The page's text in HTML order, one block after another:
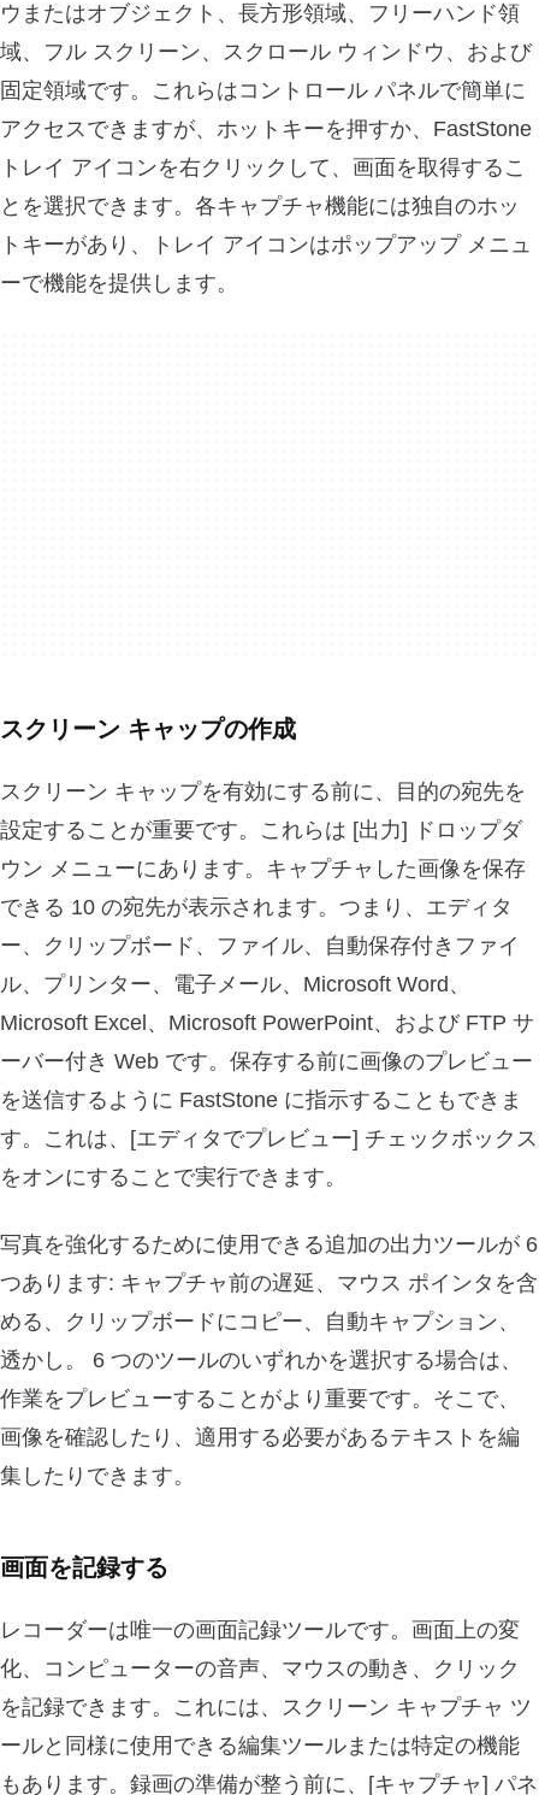
ウまたはオブジェクト、長方形領域、フリーハンド領
域、フル スクリーン、スクロール ウィンドウ、および
固定領域です。これらはコントロール パネルで簡単に
アクセスできますが、ホットキーを押すか、FastStone
トレイ アイコンを右クリックして、画面を取得するこ
とを選択できます。各キャプチャ機能には独自のホッ
トキーがあり、トレイ アイコンはポップアップ メニュ
ーで機能を提供します。
スクリーン キャップの作成
スクリーン キャップを有効にする前に、目的の宛先を
設定することが重要です。これらは [出力] ドロップダ
ウン メニューにあります。キャプチャした画像を保存
できる 10 の宛先が表示されます。つまり、エディタ
ー、クリップボード、ファイル、自動保存付きファイ
ル、プリンター、電子メール、Microsoft Word、
Microsoft Excel、Microsoft PowerPoint、および FTP サ
ーバー付き Web です。保存する前に画像のプレビュー
を送信するように FastStone に指示することもできま
す。これは、[エディタでプレビュー] チェックボックス
をオンにすることで実行できます。
写真を強化するために使用できる追加の出力ツールが 6
つあります: キャプチャ前の遅延、マウス ポインタを含
める、クリップボードにコピー、自動キャプション、
透かし。 6 つのツールのいずれかを選択する場合は、
作業をプレビューすることがより重要です。そこで、
画像を確認したり、適用する必要があるテキストを編
集したりできます。
画面を記録する
レコーダーは唯一の画面記録ツールです。画面上の変
化、コンピューターの音声、マウスの動き、クリック
を記録できます。これには、スクリーン キャプチャ ツ
ールと同様に使用できる編集ツールまたは特定の機能
もあります。録画の準備が整う前に、[キャプチャ] パネ